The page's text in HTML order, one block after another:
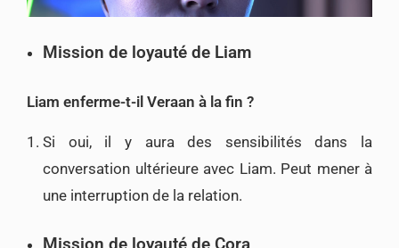
Mission de loyauté de Liam
Liam enferme-t-il Veraan à la fin ?
Si oui, il y aura des sensibilités dans la
conversation ultérieure avec Liam. Peut mener à
une interruption de la relation.